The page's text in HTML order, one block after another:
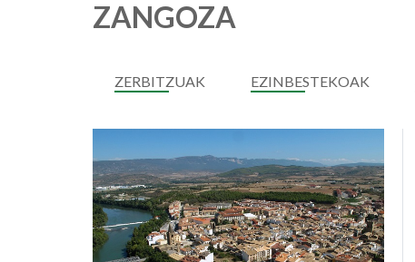
ZANGOZA
ZERBITZUAK EZINBESTEKOAK